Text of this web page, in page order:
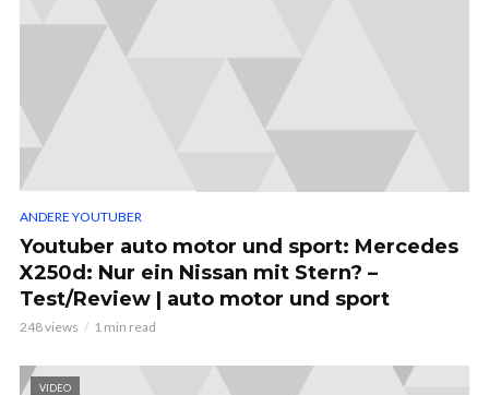
ANDERE YOUTUBER
Youtuber auto motor und sport: Mercedes
X250d: Nur ein Nissan mit Stern? –
Test/Review | auto motor und sport
248 views 1 min read
VIDEO